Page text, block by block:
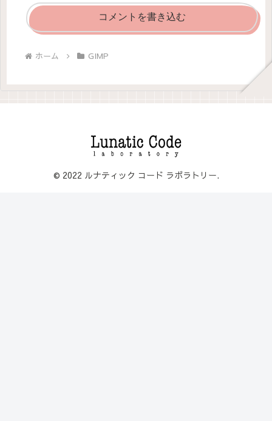
コメントを書き込む
ホーム GIMP
© 2022 ルナティック コード ラボラトリー.